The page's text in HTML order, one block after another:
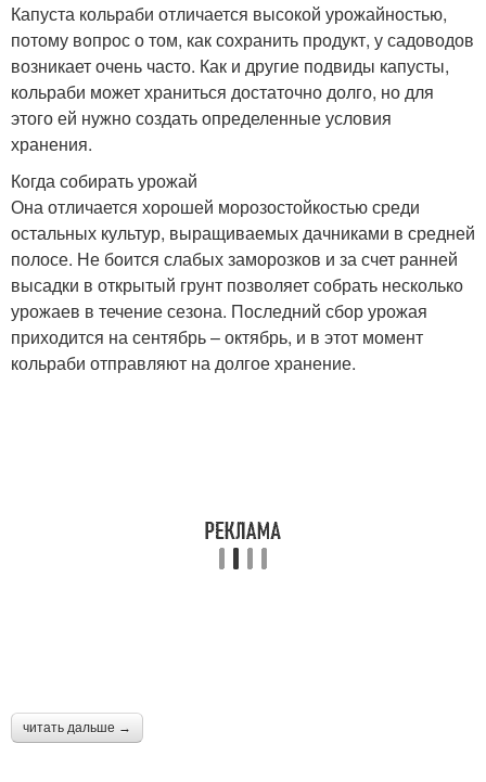
Капуста кольраби отличается высокой урожайностью,
потому вопрос о том, как сохранить продукт, у садоводов
возникает очень часто. Как и другие подвиды капусты,
кольраби может храниться достаточно долго, но для
этого ей нужно создать определенные условия
хранения.
Когда собирать урожай
Она отличается хорошей морозостойкостью среди
остальных культур, выращиваемых дачниками в средней
полосе. Не боится слабых заморозков и за счет ранней
высадки в открытый грунт позволяет собрать несколько
урожаев в течение сезона. Последний сбор урожая
приходится на сентябрь – октябрь, и в этот момент
кольраби отправляют на долгое хранение.
читать дальше →